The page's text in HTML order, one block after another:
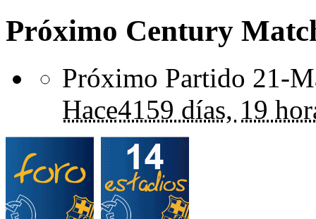
Próximo Century
Próximo Partido 21-
Hace4159 días, 19